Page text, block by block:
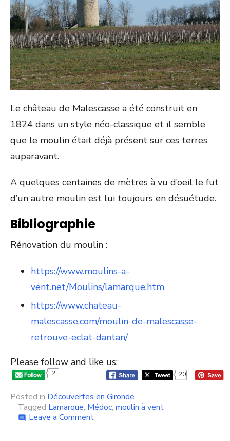
Le château de Malescasse a été construit en
1824 dans un style néo-classique et il semble
que le moulin était déjà présent sur ces terres
auparavant.
A quelques centaines de mètres à vu d’oeil le fut
d’un autre moulin est lui toujours en désuétude.
Bibliographie
Rénovation du moulin :
https://www.moulins-a-
vent.net/Moulins/lamarque.htm
https://www.chateau-
malescasse.com/moulin-de-malescasse-
retrouve-eclat-dantan/
Please follow and like us:
2 20
Posted in Découvertes en Gironde
Tagged Lamarque, Médoc, moulin à vent
comment Leave a Commenton